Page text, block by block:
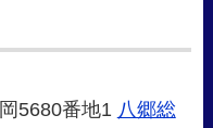
5680番地1 八郷総